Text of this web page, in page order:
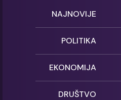
NAJNOVIJE
POLITIKA
EKONOMIJA
DRUŠTVO